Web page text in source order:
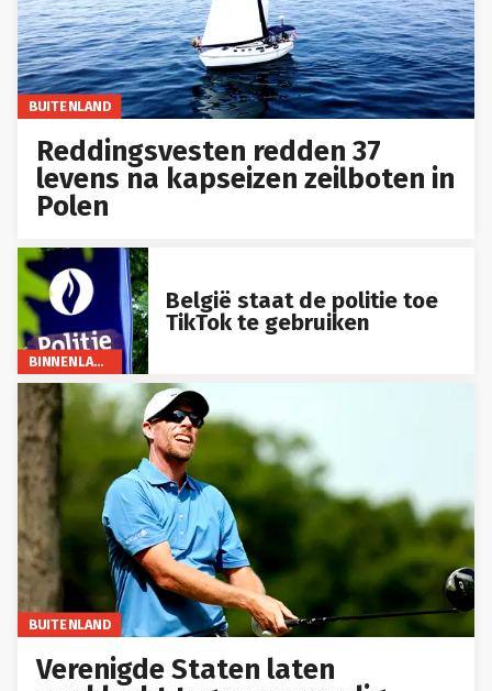
BUITENLAND
Reddingsvesten redden 37
levens na kapseizen zeilboten in
Polen
BINNENLAND
België staat de politie toe
TikTok te gebruiken
BUITENLAND
Verenigde Staten laten